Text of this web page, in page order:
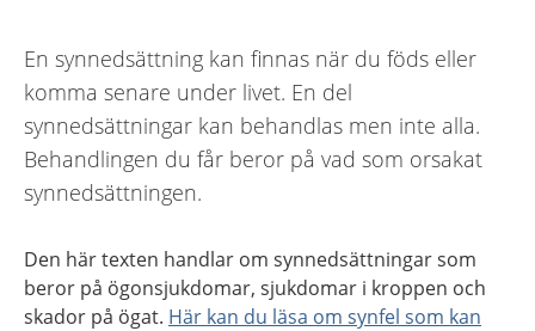
En synnedsättning kan finnas när du föds eller
komma senare under livet. En del
synnedsättningar kan behandlas men inte alla.
Behandlingen du får beror på vad som orsakat
synnedsättningen.
Den här texten handlar om synnedsättningar som
beror på ögonsjukdomar, sjukdomar i kroppen och
skador på ögat. Här kan du läsa om synfel som kan